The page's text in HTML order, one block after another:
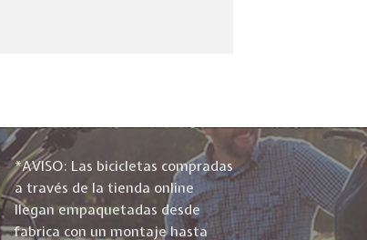
*AVISO: Las bicicletas compradas
a través de la tienda online
llegan empaquetadas desde
fabrica con un montaje hasta